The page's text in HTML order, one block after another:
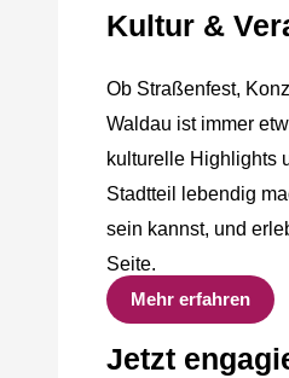
Kultur &
Ob Straßenfest,
Waldau ist immer
kulturelle Highlights
Stadtteil lebendig
sein kannst, und
Seite.
Mehr erfahren
Jetzt